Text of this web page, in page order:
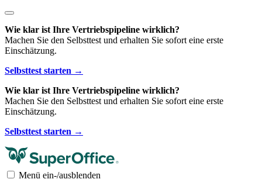
Wie klar ist Ihre Vertriebspipeline wirklich?
Machen Sie den Selbsttest und erhalten Sie sofort eine erste
Einschätzung.
Selbsttest starten →
Wie klar ist Ihre Vertriebspipeline wirklich?
Machen Sie den Selbsttest und erhalten Sie sofort eine erste
Einschätzung.
Selbsttest starten →
Menü ein-/ausblenden